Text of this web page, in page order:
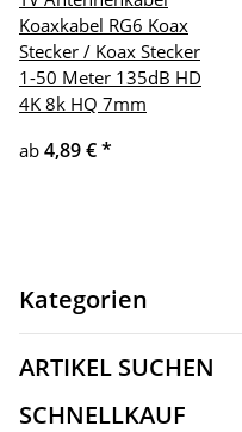
Koaxkabel RG6 Koax
Stecker / Koax Stecker
1-50 Meter 135dB HD
4K 8k HQ 7mm
ab 4,89 €*
Kategorien
ARTIKEL SUCHEN
SCHNELLKAUF